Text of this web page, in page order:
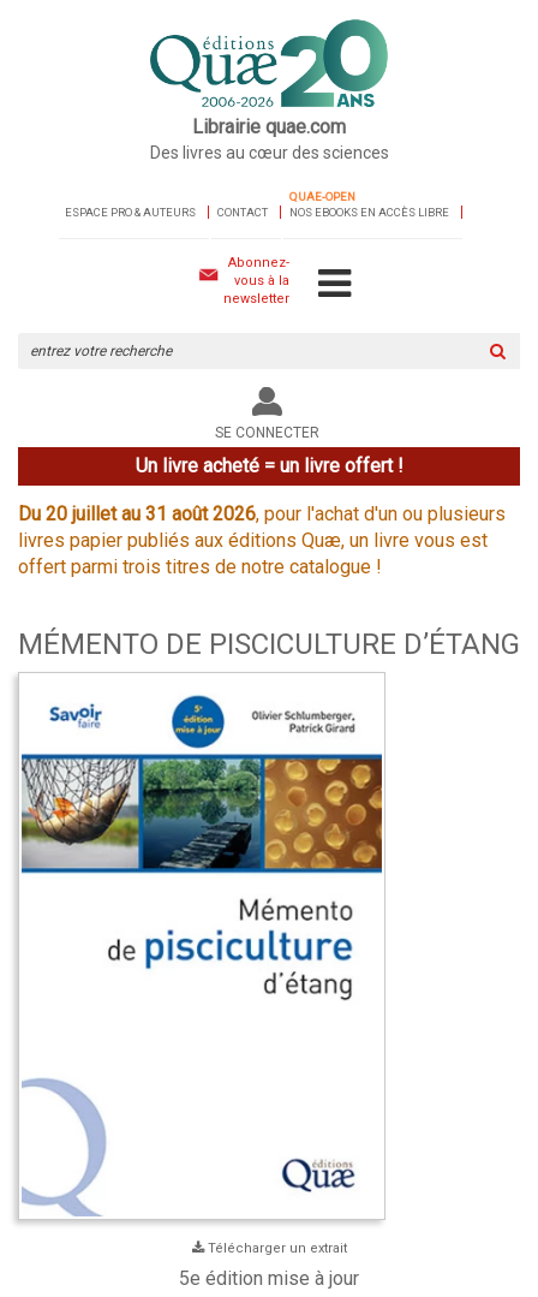
Librairie quae.com
Des livres au cœur des sciences
ESPACE PRO & AUTEURS CONTACT
QUAE-OPEN
NOS EBOOKS EN ACCÈS LIBRE
Abonnez-
vous à la
newsletter
le
site
SE CONNECTER
Un livre acheté = un livre offert !
Du 20 juillet au 31 août 2026, pour l'achat d'un ou plusieurs
livres papier publiés aux éditions Quæ, un livre vous est
offert parmi trois titres de notre catalogue !
MÉMENTO DE PISCICULTURE D’ÉTANG
Télécharger un extrait
5e édition mise à jour